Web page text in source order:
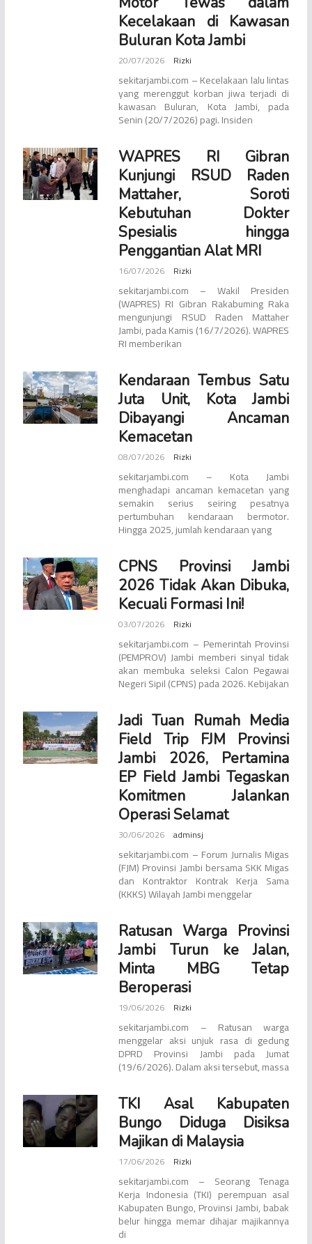
Kecelakaan di Kawasan
Buluran Kota Jambi
20/07/2026 Rizki
sekitarjambi.com – Kecelakaan lalu lintas
yang merenggut korban jiwa terjadi di
kawasan Buluran, Kota Jambi, pada
Senin (20/7/2026) pagi. Insiden
WAPRES RI Gibran
Kunjungi RSUD Raden
Mattaher, Soroti
Kebutuhan Dokter
Spesialis hingga
Penggantian Alat MRI
16/07/2026 Rizki
sekitarjambi.com – Wakil Presiden
(WAPRES) RI Gibran Rakabuming Raka
mengunjungi RSUD Raden Mattaher
Jambi, pada Kamis (16/7/2026). WAPRES
RI memberikan
Kendaraan Tembus Satu
Juta Unit, Kota Jambi
Dibayangi Ancaman
Kemacetan
08/07/2026 Rizki
sekitarjambi.com – Kota Jambi
menghadapi ancaman kemacetan yang
semakin serius seiring pesatnya
pertumbuhan kendaraan bermotor.
Hingga 2025, jumlah kendaraan yang
CPNS Provinsi Jambi
2026 Tidak Akan Dibuka,
Kecuali Formasi Ini!
03/07/2026 Rizki
sekitarjambi.com – Pemerintah Provinsi
(PEMPROV) Jambi memberi sinyal tidak
akan membuka seleksi Calon Pegawai
Negeri Sipil (CPNS) pada 2026. Kebijakan
Jadi Tuan Rumah Media
Field Trip FJM Provinsi
Jambi 2026, Pertamina
EP Field Jambi Tegaskan
Komitmen Jalankan
Operasi Selamat
30/06/2026 adminsj
sekitarjambi.com – Forum Jurnalis Migas
(FJM) Provinsi Jambi bersama SKK Migas
dan Kontraktor Kontrak Kerja Sama
(KKKS) Wilayah Jambi menggelar
Ratusan Warga Provinsi
Jambi Turun ke Jalan,
Minta MBG Tetap
Beroperasi
19/06/2026 Rizki
sekitarjambi.com – Ratusan warga
menggelar aksi unjuk rasa di gedung
DPRD Provinsi Jambi pada Jumat
(19/6/2026). Dalam aksi tersebut, massa
TKI Asal Kabupaten
Bungo Diduga Disiksa
Majikan di Malaysia
17/06/2026 Rizki
sekitarjambi.com – Seorang Tenaga
Kerja Indonesia (TKI) perempuan asal
Kabupaten Bungo, Provinsi Jambi, babak
belur hingga memar dihajar majikannya
di